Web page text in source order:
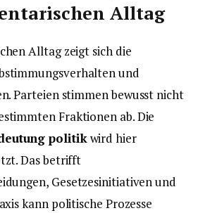
Alltag
Alltag zeigt sich die
und
Parteien stimmen bewusst nicht
Fraktionen ab. Die
politikwird hier
Das betrifft
Gesetzesinitiativen und
kann politische Prozesse